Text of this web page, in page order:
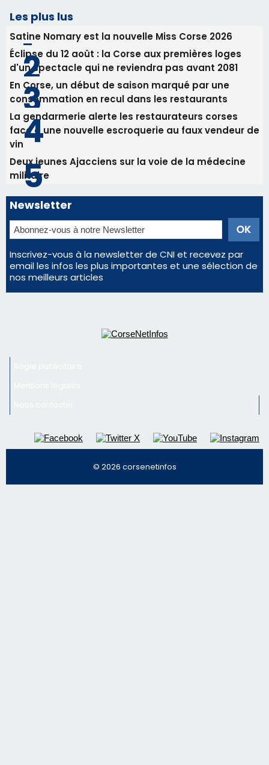
Deux jeunes Ajacciens sur la voie de la médecine
militaire
Newsletter
Inscrivez-vous à la newsletter de CNI et recevez par
email les infos les plus importantes et une sélection de
nos meilleurs articles
Régie publicitaire
Nous contacter
© 2026 corsenetinfos